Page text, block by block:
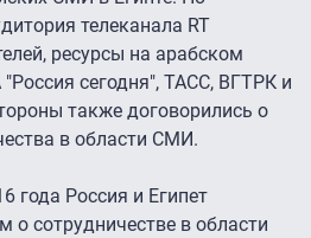
телеканала RT
ресурсы на арабском
сегодня", ТАСС, ВГТРК и
также договорились о
в области СМИ.
года Россия и Египет
о сотрудничестве в области